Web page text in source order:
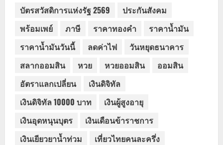
บัตรสวัสดิการแห่งรัฐ 2569
ประกันสังคม
พร้อมเพย์
ภาษี ราคาทองคำ
ราคาน้ำมัน
ราคาน้ำมันวันนี้
ลดค่าไฟ
วันหยุดธนาคาร
สลากออมสิน
หวย หวยออมสิน
ออมสิน
อัตราแลกเปลี่ยน
เงินดิจิทัล
เงินดิจิทัล 10000 บาท
เงินผู้สูงอายุ
เงินอุดหนุนบุตร
เงินเดือนข้าราชการ
เงินเยียวยาน้ำท่วม
เที่ยวไทยคนละครึ่ง